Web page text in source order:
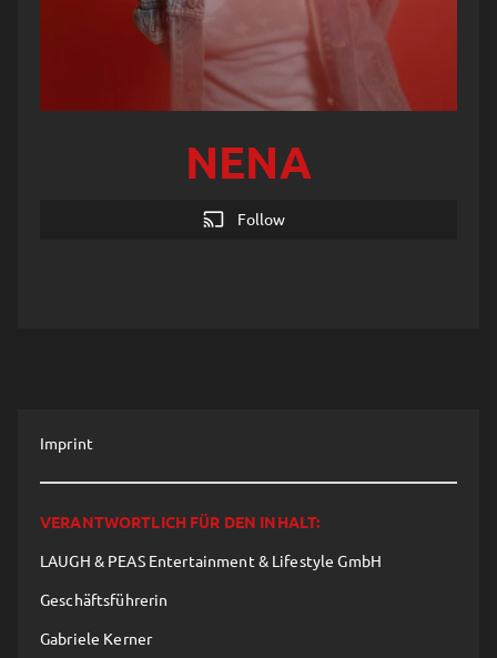
NENA
cast Follow
Imprint
VERANTWORTLICH FÜR DEN INHALT:
LAUGH & PEAS Entertainment & Lifestyle GmbH
Geschäftsführerin
Gabriele Kerner